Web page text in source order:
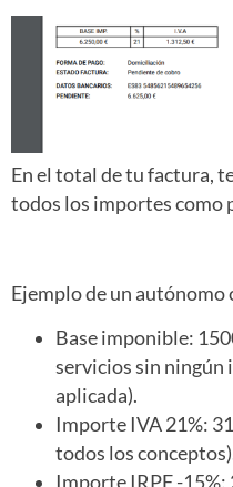
En el total de tu factura,
todos los importes como
Ejemplo de un autónomo
Base imponible:
servicios sin ningún
aplicada).
Importe IVA 21%:
todos los